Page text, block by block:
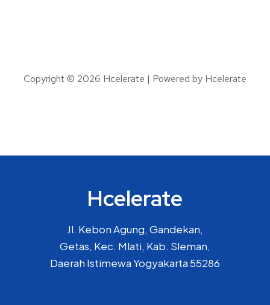
Copyright © 2026 Hcelerate | Powered by Hcelerate
Hcelerate
Jl. Kebon Agung, Gandekan,
Getas, Kec. Mlati, Kab. Sleman,
Daerah Istimewa Yogyakarta 55286